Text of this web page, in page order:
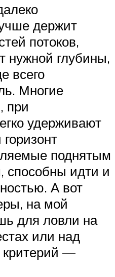
держит
потоков,
нужной глубины,
всего
Многие
при
удерживают
поднятым
способны идти и
А вот
на мой
для ловли на
или над
—